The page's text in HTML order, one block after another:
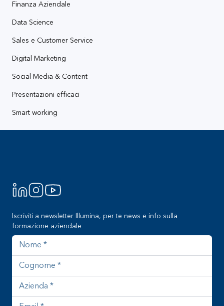
Finanza Aziendale
Data Science
Sales e Customer Service
Digital Marketing
Social Media & Content
Presentazioni efficaci
Smart working
Iscriviti a newsletter Illumina, per te news e info sulla
formazione aziendale
Nome
Cognome
Azienda
Indirizzo email